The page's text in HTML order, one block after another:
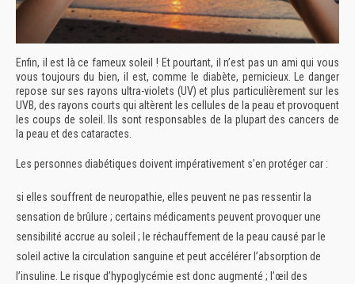
Enfin, il est là ce fameux soleil ! Et pourtant, il n’est pas un ami qui vous
vous toujours du bien, il est, comme le diabète, pernicieux. Le danger
repose sur ses rayons ultra-violets (UV) et plus particulièrement sur les
UVB, des rayons courts qui altèrent les cellules de la peau et provoquent
les coups de soleil. Ils sont responsables de la plupart des cancers de
la peau et des cataractes.
Les personnes diabétiques doivent impérativement s’en protéger car :
si elles souffrent de neuropathie, elles peuvent ne pas ressentir la
sensation de brûlure ; certains médicaments peuvent provoquer une
sensibilité accrue au soleil ; le réchauffement de la peau causé par le
soleil active la circulation sanguine et peut accélérer l’absorption de
l’insuline. Le risque d’hypoglycémie est donc augmenté ; l’œil des